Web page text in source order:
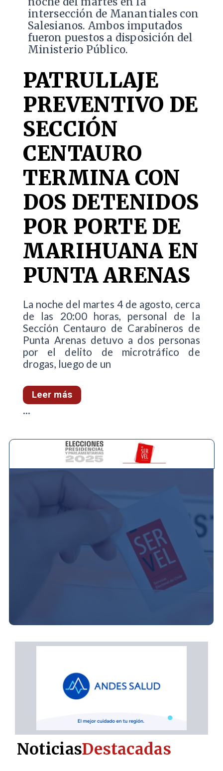
intersección de Manantiales con
Salesianos. Ambos imputados
fueron puestos a disposición del
Ministerio Público.
PATRULLAJE
PREVENTIVO DE
SECCIÓN
CENTAURO
TERMINA CON
DOS DETENIDOS
POR PORTE DE
MARIHUANA EN
PUNTA ARENAS
La noche del martes 4 de agosto, cerca
de las 20:00 horas, personal de la
Sección Centauro de Carabineros de
Punta Arenas detuvo a dos personas
por el delito de microtráfico de
drogas, luego de un
Leer más
...
NoticiasDestacadas